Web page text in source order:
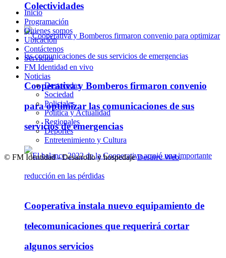
Colectividades
Cooperativa y Bomberos firmaron convenio
para optimizar las comunicaciones de sus
servicios de emergencias
Cooperativa instala nuevo equipamiento de
telecomunicaciones que requerirá cortar
algunos servicios
Inicio
Programación
Quienes somos
Ubicación
Contáctenos
Servicios
FM Identidad en vivo
Noticias
Destacadas
Sociedad
Policiales
Política y Actualidad
Regionales
Deportes
Entretenimiento y Cultura
© FM Identidad - Desarrollo y hospedajeDesatec Web.